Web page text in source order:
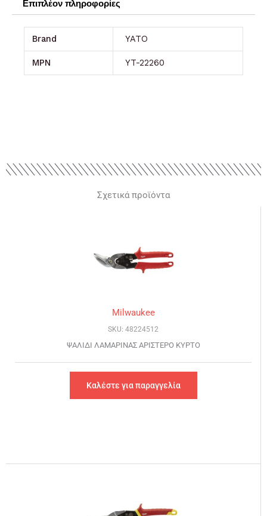
Επιπλέον πληροφορίες
Brand YATO
MPN YT-22260
Σχετικά προϊόντα
Milwaukee
SKU: 48224512
ΨΑΛΙΔΙ ΛΑΜΑΡΙΝΑΣ ΑΡΙΣΤΕΡΟ ΚΥΡΤΟ
Καλέστε για παραγγελία